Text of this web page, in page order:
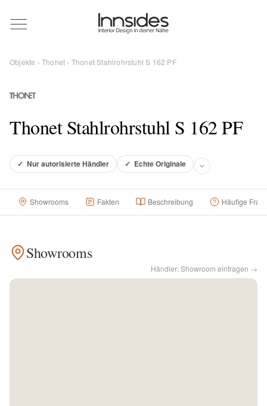
Magazin
Showrooms
Objekte
Für Händler
Objekte ›Thonet › Thonet Stahlrohrstuhl S 162 PF
Thonet Stahlrohrstuhl S 162 PF
✓ Nur autorisierte Händler ✓ Echte Originale
Showrooms Fakten Beschreibung Häufige
Showrooms
Händler: Showroom eintragen →